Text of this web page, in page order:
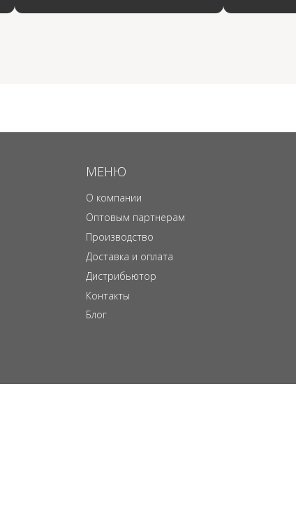
МЕНЮ
О компании
Производство
Оптовым партнерам
Контакты
Дистрибьютор
Доставка и оплата
Блог